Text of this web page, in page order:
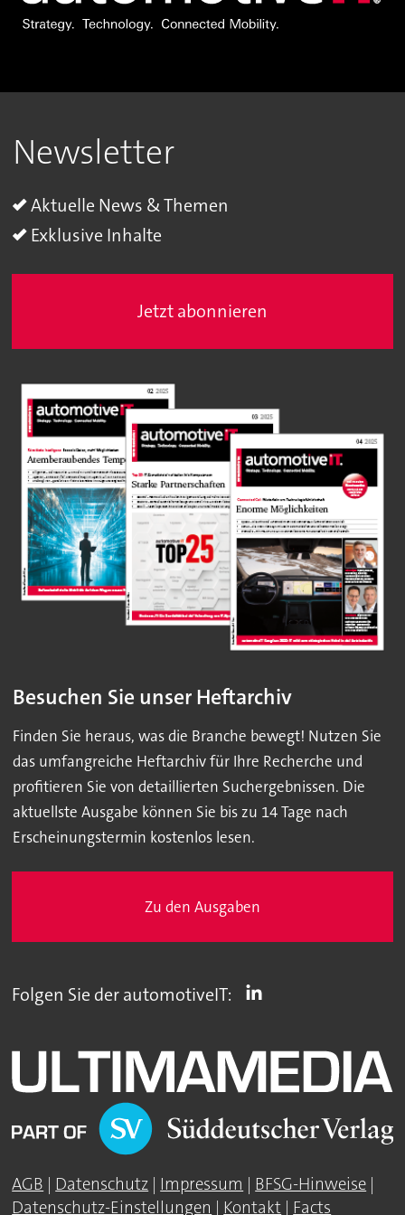
Newsletter
Aktuelle News & Themen
Exklusive Inhalte
Jetzt abonnieren
Besuchen Sie unser Heftarchiv
Finden Sie heraus, was die Branche bewegt! Nutzen Sie
das umfangreiche Heftarchiv für Ihre Recherche und
profitieren Sie von detaillierten Suchergebnissen. Die
aktuellste Ausgabe können Sie bis zu 14 Tage nach
Erscheinungstermin kostenlos lesen.
Zu den Ausgaben
Folgen Sie der automotiveIT:
AGB | Datenschutz | Impressum | BFSG-Hinweise |
Datenschutz-Einstellungen | Kontakt | Facts